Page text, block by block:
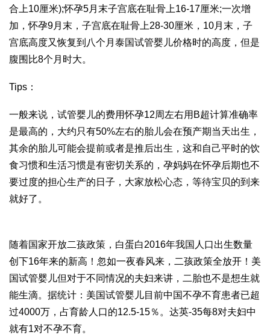
合上10厘米);怀孕5月末子宫底在耻骨上16-17厘米;一次增
加，怀孕9月末，子宫底在耻骨上28-30厘米，10月末，子
宫底高度又恢复到八个月 泰国试管婴儿价格时的高度，但是
腹围比8个月时大。
Tips：
一般来说， 试管婴儿的费用怀孕12周左右用B超计算准确率
是最高的，大约只有50%左右的胎儿会在预产期当天出生，
其余的胎儿可能会提前或者是推后出生，这和自己平时的饮
食习惯和生活习惯是有密切关系的，孕妈妈在怀孕后期也不
要过度的担心生产的日子，大家放松心态，等待宝贝的到来
就好了。
随着国家开放二孩政策， 白蛋白2016年我国人口出生数量
创下16年来的新高！忽如一夜春风来，二孩政策全放开！美
国试管婴儿但对于不同情况的夫妇来讲，二胎也不是想生就
能生滴。据统计：美国试管婴儿目前中国不孕不育患者已超
过4000万，占育龄人口的12.5-15％。 达英-35每8对夫妇中
就有1对不孕不育。